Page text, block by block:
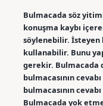
Bulmacada söz
konuşma kaybı
söylenebilir. İsteyen
kullanabilir. Bunu
gerekir. Bulmacada
bulmacasının
bulmacasının
Bulmacada yok